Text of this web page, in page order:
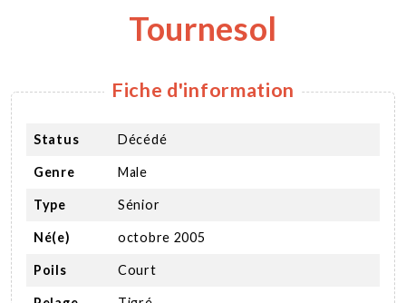
NOUS SOUTENIR
CONTACT
Tournesol
Fiche d'information
Status Décédé
Genre Male
Type Sénior
Né(e) octobre 2005
Poils Court